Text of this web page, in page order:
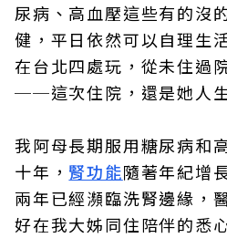
尿病、高血壓這些有的沒
健，平日依然可以自理生
在台北四處玩，從未住過
──這次住院，還是她人
我阿母長期服用糖尿病和
十年， 腎功能隨著年紀增
兩年已經瀕臨洗腎邊緣，
好在我大姊同住陪伴的悉